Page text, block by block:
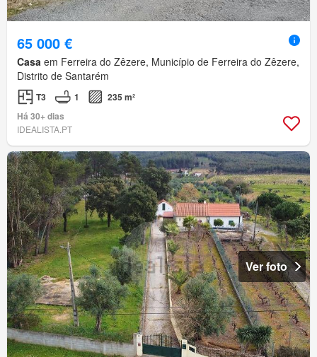
65 000 €
Casa em Ferreira do Zêzere, Município de Ferreira do Zêzere,
Distrito de Santarém
T3 1
235 m²
Há 30+ dias
IDEALISTA.PT
Ver foto